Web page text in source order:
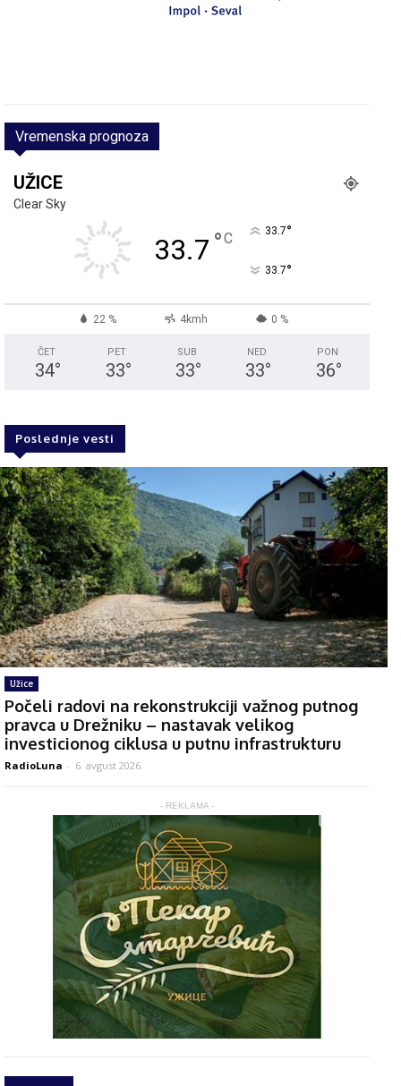
Vremenska prognoza
UŽICE
Clear Sky
33.7 °C 33.7°
33.7°
22 % 4kmh 0 %
ČET
34°
PET
33°
SUB
33°
NED
33°
PON
36°
Poslednje vesti
Užice
Počeli radovi na rekonstrukciji važnog putnog
pravca u Drežniku – nastavak velikog
investicionog ciklusa u putnu infrastrukturu
RadioLuna - 6. avgust 2026.
- REKLAMA -